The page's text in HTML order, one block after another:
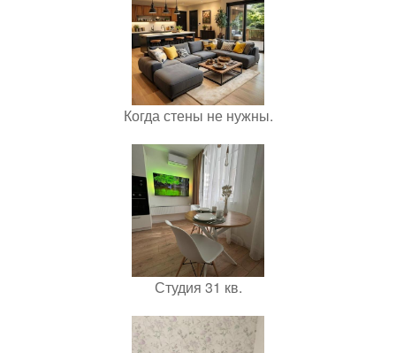
Когда стены не нужны.
Студия 31 кв.